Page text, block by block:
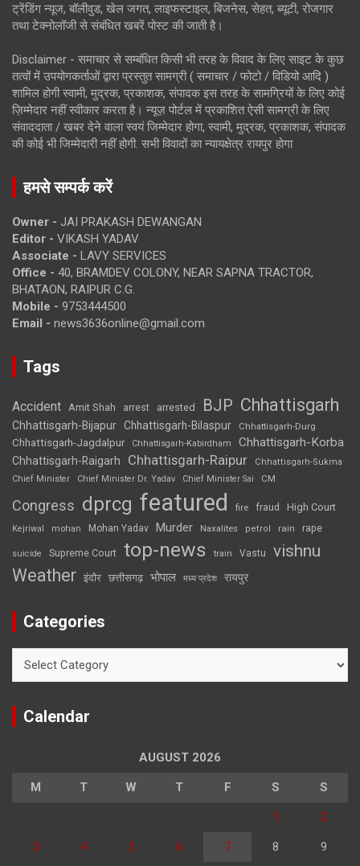
ट्रेंडिंग न्यूज, बॉलीवुड, खेल जगत, लाइफस्टाइल, बिजनेस, सेहत, ब्यूटी, रोजगार
तथा टेक्नोलॉजी से संबंधित खबरें पोस्ट की जाती है।
Disclaimer - समाचार से सम्बंधित किसी भी तरह के विवाद के लिए साइट के कुछ
तत्वों में उपयोगकर्ताओं द्वारा प्रस्तुत सामग्री ( समाचार / फोटो / विडियो आदि )
शामिल होगी स्वामी, मुद्रक, प्रकाशक, संपादक इस तरह के सामग्रियों के लिए कोई
ज़िम्मेदार नहीं स्वीकार करता है। न्यूज़ पोर्टल में प्रकाशित ऐसी सामग्री के लिए
संवाददाता / खबर देने वाला स्वयं जिम्मेदार होगा, स्वामी, मुद्रक, प्रकाशक, संपादक
की कोई भी जिम्मेदारी नहीं होगी. सभी विवादों का न्यायक्षेत्र रायपुर होगा
हमसे सम्पर्क करें
Owner - JAI PRAKASH DEWANGAN
Editor - VIKASH YADAV
Associate - LAVY SERVICES
Office - 40, BRAMDEV COLONY, NEAR SAPNA TRACTOR,
BHATAON, RAIPUR C.G.
Mobile - 9753444500
Email - news3636online@gmail.com
Tags
Accident Amit Shah arrest arrested BJP Chhattisgarh
Chhattisgarh-Bijapur Chhattisgarh-Bilaspur Chhattisgarh-Durg
Chhattisgarh-Jagdalpur Chhattisgarh-Kabirdham Chhattisgarh-Korba
Chhattisgarh-Raigarh Chhattisgarh-Raipur
Chhattisgarh-Sukma
Chief Minister
Chief Minister Dr. Yadav Chief Minister Sai CM
Congress dprcg featured fire fraud High Court
Kejriwal mohan Mohan Yadav Murder Naxalites petrol rain rape
suicide Supreme Court top-news train Vastu vishnu
Weather इंदौर छत्तीसगढ़ भोपाल मध्य प्रदेश रायपुर
Categories
Calendar
AUGUST 2026
M T W T F S S
1 2
3 4 5 6 7 8 9